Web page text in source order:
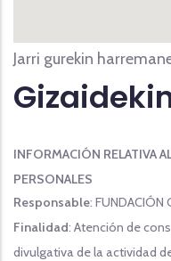
Jarri gurekin
INFORMACIÓN RELATIVA
PERSONALES
Responsable: FUNDACIÓN
Finalidad: Atención de
divulgativa de la actividad